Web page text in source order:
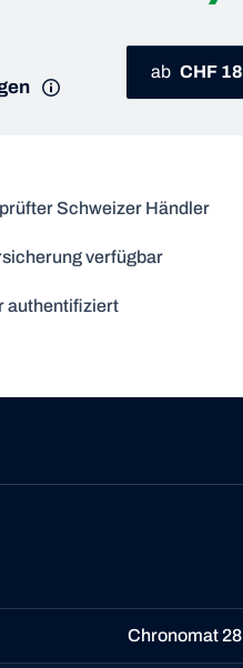
ab
Schweizer Händler
verfügbar
authentifiziert
Chronomat 28